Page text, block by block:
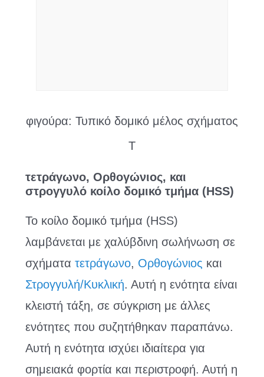
φιγούρα: Τυπικό δομικό μέλος σχήματος
Τ
τετράγωνο, Ορθογώνιος, και
στρογγυλό κοίλο δομικό τμήμα (HSS)
Το κοίλο δομικό τμήμα (HSS)
λαμβάνεται με χαλύβδινη σωλήνωση σε
σχήματα τετράγωνο, Ορθογώνιος και
Στρογγυλή/Κυκλική. Αυτή η ενότητα είναι
κλειστή τάξη, σε σύγκριση με άλλες
ενότητες που συζητήθηκαν παραπάνω.
Αυτή η ενότητα ισχύει ιδιαίτερα για
σημειακά φορτία και περιστροφή. Αυτή η